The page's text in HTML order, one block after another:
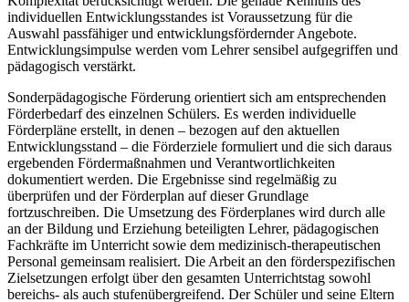
individuellen Entwicklungsstandes ist Voraussetzung für die
Auswahl passfähiger und entwicklungsfördernder Angebote.
Entwicklungsimpulse werden vom Lehrer sensibel aufgegriffen und
pädagogisch verstärkt.
Sonderpädagogische Förderung orientiert sich am entsprechenden
Förderbedarf des einzelnen Schülers. Es werden individuelle
Förderpläne erstellt, in denen – bezogen auf den aktuellen
Entwicklungsstand – die Förderziele formuliert und die sich daraus
ergebenden Fördermaßnahmen und Verantwortlichkeiten
dokumentiert werden. Die Ergebnisse sind regelmäßig zu
überprüfen und der Förderplan auf dieser Grundlage
fortzuschreiben. Die Umsetzung des Förderplanes wird durch alle
an der Bildung und Erziehung beteiligten Lehrer, pädagogischen
Fachkräfte im Unterricht sowie dem medizinisch-therapeutischen
Personal gemeinsam realisiert. Die Arbeit an den förderspezifischen
Zielsetzungen erfolgt über den gesamten Unterrichtstag sowohl
bereichs- als auch stufenübergreifend. Der Schüler und seine Eltern